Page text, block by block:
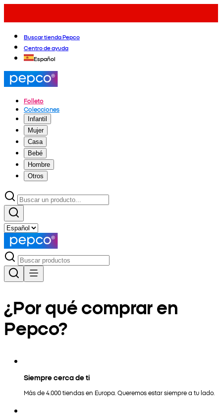
Buscar tienda Pepco
Centro de ayuda
Español
Folleto
Colecciones
Infantil
Mujer
Casa
Bebé
Hombre
Otros
¿Por qué comprar en
Pepco?
Siempre cerca de ti
Más de 4.000 tiendas en Europa. Queremos estar siempre a tu lado.